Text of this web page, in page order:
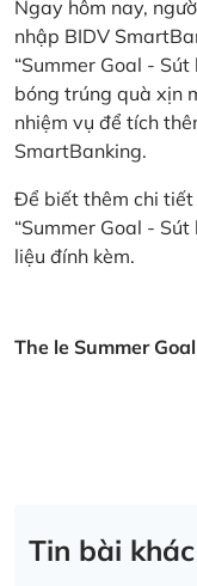
Ngay hôm nay,
nhập BIDV
“Summer Goal -
bóng trúng quà xịn
nhiệm vụ để tích
SmartBanking.
Để biết thêm chi tiết
“Summer Goal -
liệu đính kèm.
The le Summer
Tin bài khác